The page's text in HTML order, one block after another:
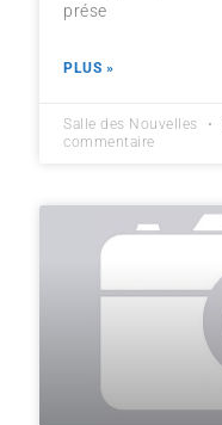
prése
PLUS »
Salle des Nouvelles
commentaire